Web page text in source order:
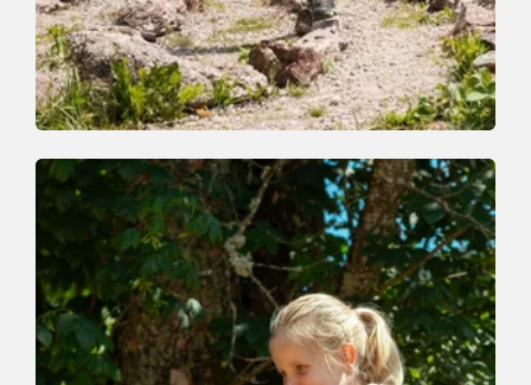
Wald- und Familienweg Thierbach
Länge Dauer1:00 h Höhenmeter 161 hm 161 hm